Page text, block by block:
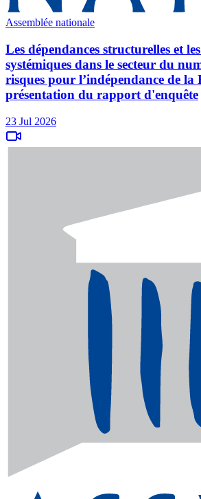
Assemblée nationale
Les dépendances structurelles et
systémiques dans le secteur du
risques pour l’indépendance de la
présentation du rapport d'enquête
23 Jul 2026